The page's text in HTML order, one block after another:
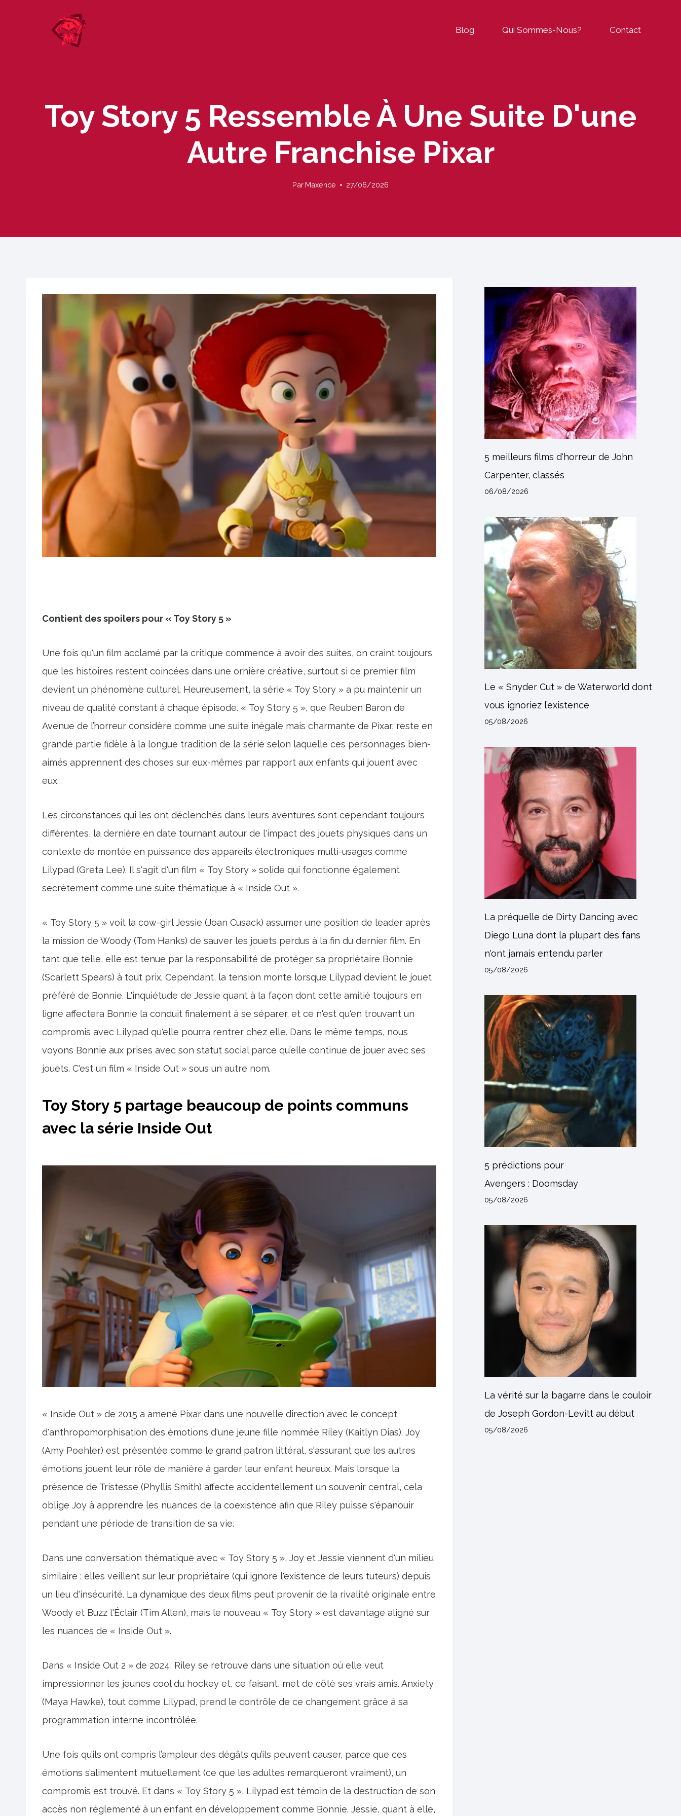
Blog Qui Sommes-Nous? Contact
Toy Story 5 Ressemble À Une Suite D'une
Autre Franchise Pixar
Par Maxence 27/06/2026
Contient des spoilers pour « Toy Story 5 »
Une fois qu'un film acclamé par la critique commence à avoir des suites, on craint toujours
que les histoires restent coincées dans une ornière créative, surtout si ce premier film
devient un phénomène culturel. Heureusement, la série « Toy Story » a pu maintenir un
niveau de qualité constant à chaque épisode. « Toy Story 5 », que Reuben Baron de
Avenue de l’horreur considère comme une suite inégale mais charmante de Pixar, reste en
grande partie fidèle à la longue tradition de la série selon laquelle ces personnages bien-
aimés apprennent des choses sur eux-mêmes par rapport aux enfants qui jouent avec
eux.
Les circonstances qui les ont déclenchés dans leurs aventures sont cependant toujours
différentes, la dernière en date tournant autour de l'impact des jouets physiques dans un
contexte de montée en puissance des appareils électroniques multi-usages comme
Lilypad (Greta Lee). Il s'agit d'un film « Toy Story » solide qui fonctionne également
secrètement comme une suite thématique à « Inside Out ».
« Toy Story 5 » voit la cow-girl Jessie (Joan Cusack) assumer une position de leader après
la mission de Woody (Tom Hanks) de sauver les jouets perdus à la fin du dernier film. En
tant que telle, elle est tenue par la responsabilité de protéger sa propriétaire Bonnie
(Scarlett Spears) à tout prix. Cependant, la tension monte lorsque Lilypad devient le jouet
préféré de Bonnie. L'inquiétude de Jessie quant à la façon dont cette amitié toujours en
ligne affectera Bonnie la conduit finalement à se séparer, et ce n'est qu'en trouvant un
compromis avec Lilypad qu'elle pourra rentrer chez elle. Dans le même temps, nous
voyons Bonnie aux prises avec son statut social parce qu’elle continue de jouer avec ses
jouets. C'est un film « Inside Out » sous un autre nom.
Toy Story 5 partage beaucoup de points communs
avec la série Inside Out
« Inside Out » de 2015 a amené Pixar dans une nouvelle direction avec le concept
d'anthropomorphisation des émotions d'une jeune fille nommée Riley (Kaitlyn Dias). Joy
(Amy Poehler) est présentée comme le grand patron littéral, s'assurant que les autres
émotions jouent leur rôle de manière à garder leur enfant heureux. Mais lorsque la
présence de Tristesse (Phyllis Smith) affecte accidentellement un souvenir central, cela
oblige Joy à apprendre les nuances de la coexistence afin que Riley puisse s'épanouir
pendant une période de transition de sa vie.
Dans une conversation thématique avec « Toy Story 5 », Joy et Jessie viennent d'un milieu
similaire : elles veillent sur leur propriétaire (qui ignore l'existence de leurs tuteurs) depuis
un lieu d'insécurité. La dynamique des deux films peut provenir de la rivalité originale entre
Woody et Buzz l'Éclair (Tim Allen), mais le nouveau « Toy Story » est davantage aligné sur
les nuances de « Inside Out ».
Dans « Inside Out 2 » de 2024, Riley se retrouve dans une situation où elle veut
impressionner les jeunes cool du hockey et, ce faisant, met de côté ses vrais amis. Anxiety
(Maya Hawke), tout comme Lilypad, prend le contrôle de ce changement grâce à sa
programmation interne incontrôlée.
Une fois qu’ils ont compris l’ampleur des dégâts qu’ils peuvent causer, parce que ces
émotions s’alimentent mutuellement (ce que les adultes remarqueront vraiment), un
compromis est trouvé. Et dans « Toy Story 5 », Lilypad est témoin de la destruction de son
accès non réglementé à un enfant en développement comme Bonnie. Jessie, quant à elle,
5 meilleurs films d'horreur de John
Carpenter, classés
06/08/2026
Le « Snyder Cut » de Waterworld dont
vous ignoriez l’existence
05/08/2026
La préquelle de Dirty Dancing avec
Diego Luna dont la plupart des fans
n'ont jamais entendu parler
05/08/2026
5 prédictions pour
Avengers : Doomsday
05/08/2026
La vérité sur la bagarre dans le couloir
de Joseph Gordon-Levitt au début
05/08/2026